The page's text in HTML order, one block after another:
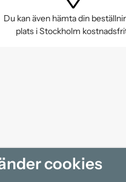
Du kan även hämta din
plats i Stockholm
cookies